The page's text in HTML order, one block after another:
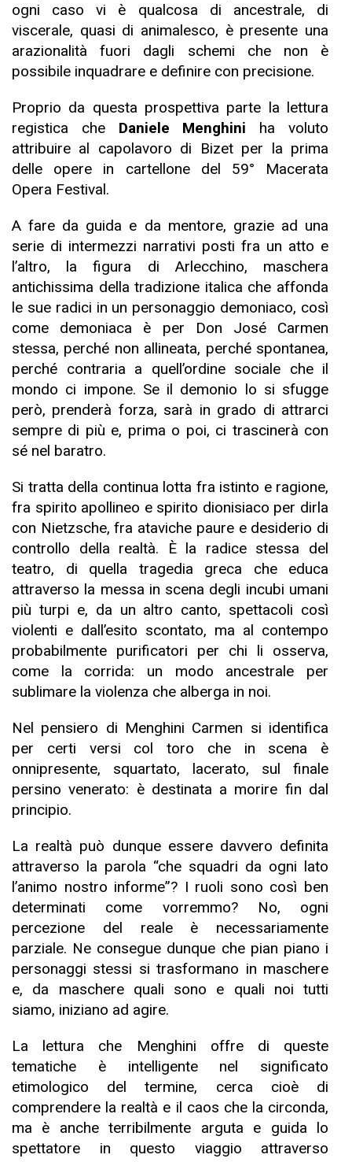
ogni caso vi è qualcosa di ancestrale, di
viscerale, quasi di animalesco, è presente una
arazionalità fuori dagli schemi che non è
possibile inquadrare e definire con precisione.
Proprio da questa prospettiva parte la lettura
registica che Daniele Menghini ha voluto
attribuire al capolavoro di Bizet per la prima
delle opere in cartellone del 59° Macerata
Opera Festival.
A fare da guida e da mentore, grazie ad una
serie di intermezzi narrativi posti fra un atto e
l’altro, la figura di Arlecchino, maschera
antichissima della tradizione italica che affonda
le sue radici in un personaggio demoniaco, così
come demoniaca è per Don José Carmen
stessa, perché non allineata, perché spontanea,
perché contraria a quell’ordine sociale che il
mondo ci impone. Se il demonio lo si sfugge
però, prenderà forza, sarà in grado di attrarci
sempre di più e, prima o poi, ci trascinerà con
sé nel baratro.
Si tratta della continua lotta fra istinto e ragione,
fra spirito apollineo e spirito dionisiaco per dirla
con Nietzsche, fra ataviche paure e desiderio di
controllo della realtà. È la radice stessa del
teatro, di quella tragedia greca che educa
attraverso la messa in scena degli incubi umani
più turpi e, da un altro canto, spettacoli così
violenti e dall’esito scontato, ma al contempo
probabilmente purificatori per chi li osserva,
come la corrida: un modo ancestrale per
sublimare la violenza che alberga in noi.
Nel pensiero di Menghini Carmen si identifica
per certi versi col toro che in scena è
onnipresente, squartato, lacerato, sul finale
persino venerato: è destinata a morire fin dal
principio.
La realtà può dunque essere davvero definita
attraverso la parola “che squadri da ogni lato
l’animo nostro informe”? I ruoli sono così ben
determinati come vorremmo? No, ogni
percezione del reale è necessariamente
parziale. Ne consegue dunque che pian piano i
personaggi stessi si trasformano in maschere
e, da maschere quali sono e quali noi tutti
siamo, iniziano ad agire.
La lettura che Menghini offre di queste
tematiche è intelligente nel significato
etimologico del termine, cerca cioè di
comprendere la realtà e il caos che la circonda,
ma è anche terribilmente arguta e guida lo
spettatore in questo viaggio attraverso